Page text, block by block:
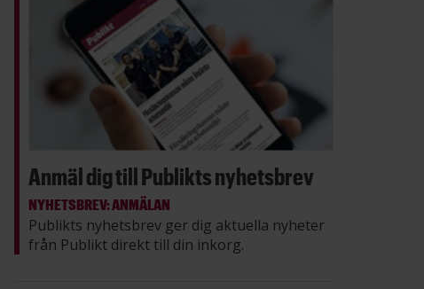
Anmäl dig till Publikts nyhetsbrev
NYHETSBREV: ANMÄLAN
Publikts nyhetsbrev ger dig aktuella nyheter
från Publikt direkt till din inkorg.